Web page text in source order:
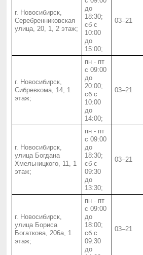
г. Новосибирск,
Серебренниковская
улица, 20, 1, 2 этаж;
до
18:30;
сб с
10:00
до
15:00;
03‒21
г. Новосибирск,
Сибревкома, 14, 1
этаж;
пн - пт
с 09:00
до
20:00;
сб с
10:00
до
14:00;
03‒21
г. Новосибирск,
улица Богдана
Хмельницкого, 11, 1
этаж;
пн - пт
с 09:00
до
18:30;
сб с
09:30
до
13:30;
03‒21
г. Новосибирск,
улица Бориса
Богаткова, 206а, 1
этаж;
пн - пт
с 09:00
до
18:00;
сб с
09:30
до
03‒21